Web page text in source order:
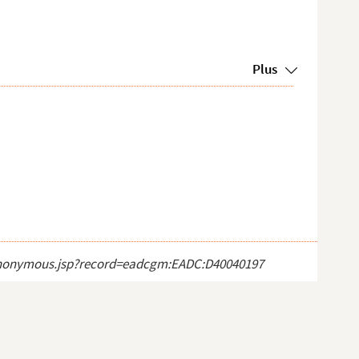
Plus